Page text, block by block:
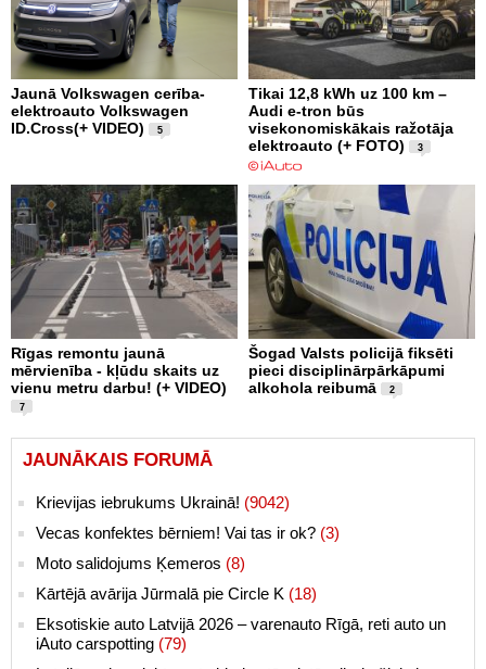
Jaunā Volkswagen cerība-
elektroauto Volkswagen
ID.Cross(+ VIDEO)
5
Tikai 12,8 kWh uz 100 km –
Audi e-tron būs
visekonomiskākais ražotāja
elektroauto (+ FOTO)
3
Rīgas remontu jaunā
mērvienība - kļūdu skaits uz
vienu metru darbu! (+ VIDEO)
7
Šogad Valsts policijā fiksēti
pieci disciplinārpārkāpumi
alkohola reibumā
2
JAUNĀKAIS FORUMĀ
Krievijas iebrukums Ukrainā! (9042)
Vecas konfektes bērniem! Vai tas ir ok? (3)
Moto salidojums Ķemeros (8)
Kārtējā avārija Jūrmalā pie Circle K (18)
Eksotiskie auto Latvijā 2026 – varenauto Rīgā, reti auto un
iAuto carspotting (79)